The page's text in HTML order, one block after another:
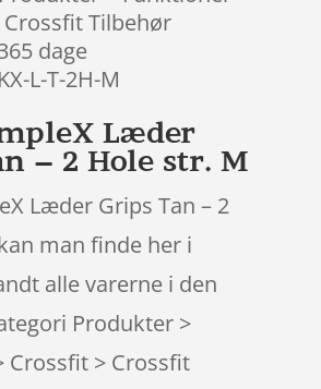
Tilbehør
dage
L-T-2H-M
Læder
– 2 Hole str. M
Læder Grips Tan – 2
man finde her i
alle varerne i den
Produkter >
Crossfit > Crossfit